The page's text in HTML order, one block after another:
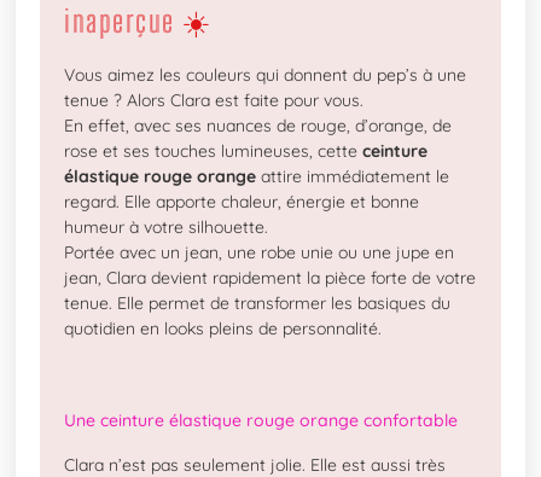
inaperçue ☀️
Vous aimez les couleurs qui donnent du pep’s à une
tenue ? Alors Clara est faite pour vous.
En effet, avec ses nuances de rouge, d’orange, de
rose et ses touches lumineuses, cetteceinture
élastique rouge orange attire immédiatement le
regard. Elle apporte chaleur, énergie et bonne
humeur à votre silhouette.
Portée avec un jean, une robe unie ou une jupe en
jean, Clara devient rapidement la pièce forte de votre
tenue. Elle permet de transformer les basiques du
quotidien en looks pleins de personnalité.
Une ceinture élastique rouge orange confortable
Clara n’est pas seulement jolie. Elle est aussi très